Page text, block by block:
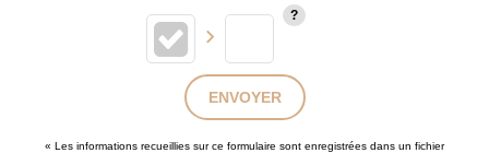
ENVOYER
« Les informations recueillies sur ce formulaire sont enregistrées dans un fichier